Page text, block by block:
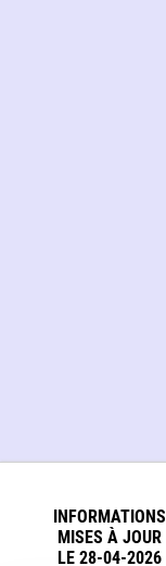
INFORMATIONS
MISES À JOUR
LE 28-04-2026